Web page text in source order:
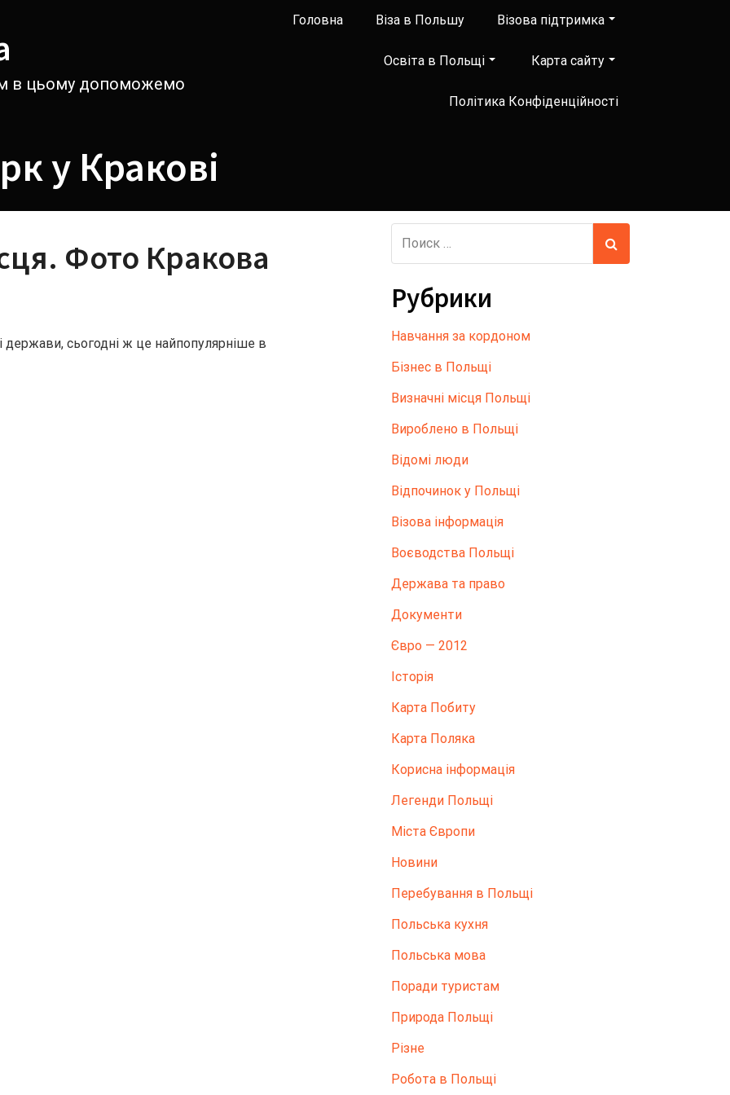
в цьому допоможемо
Головна Віза в Польшу Візова підтримка
Освіта в Польщі Карта сайту
Політика Конфіденційності
у Кракові
Фото Кракова
сьогодні ж це найпопулярніше в
Рубрики
Hавчання за кордоном
Бізнес в Польщі
Визначні місця Польщі
Вироблено в Польщі
Відомі люди
Відпочинок у Польщі
Візова інформація
Воєводства Польщі
Держава та право
Документи
Євро — 2012
Історія
Карта Побиту
Карта Поляка
Корисна інформація
Легенди Польщі
Міста Європи
Новини
Перебування в Польщі
Польська кухня
Польська мова
Поради туристам
Природа Польщі
Різне
Робота в Польщі